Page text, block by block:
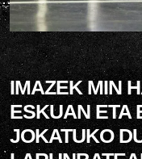
IMAZEK MIN
ESKUAN ETA
JOKATUKO